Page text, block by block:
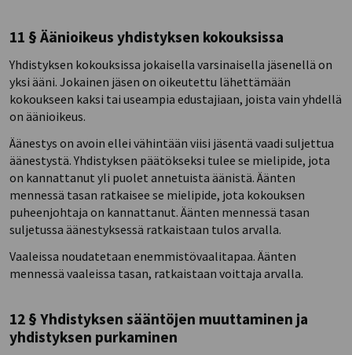
11 § Äänioikeus yhdistyksen kokouksissa
Yhdistyksen kokouksissa jokaisella varsinaisella jäsenellä on
yksi ääni. Jokainen jäsen on oikeutettu lähettämään
kokoukseen kaksi tai useampia edustajiaan, joista vain yhdellä
on äänioikeus.
Äänestys on avoin ellei vähintään viisi jäsentä vaadi suljettua
äänestystä. Yhdistyksen päätökseksi tulee se mielipide, jota
on kannattanut yli puolet annetuista äänistä. Äänten
mennessä tasan ratkaisee se mielipide, jota kokouksen
puheenjohtaja on kannattanut. Äänten mennessä tasan
suljetussa äänestyksessä ratkaistaan tulos arvalla.
Vaaleissa noudatetaan enemmistövaalitapaa. Äänten
mennessä vaaleissa tasan, ratkaistaan voittaja arvalla.
12 § Yhdistyksen sääntöjen muuttaminen ja
yhdistyksen purkaminen